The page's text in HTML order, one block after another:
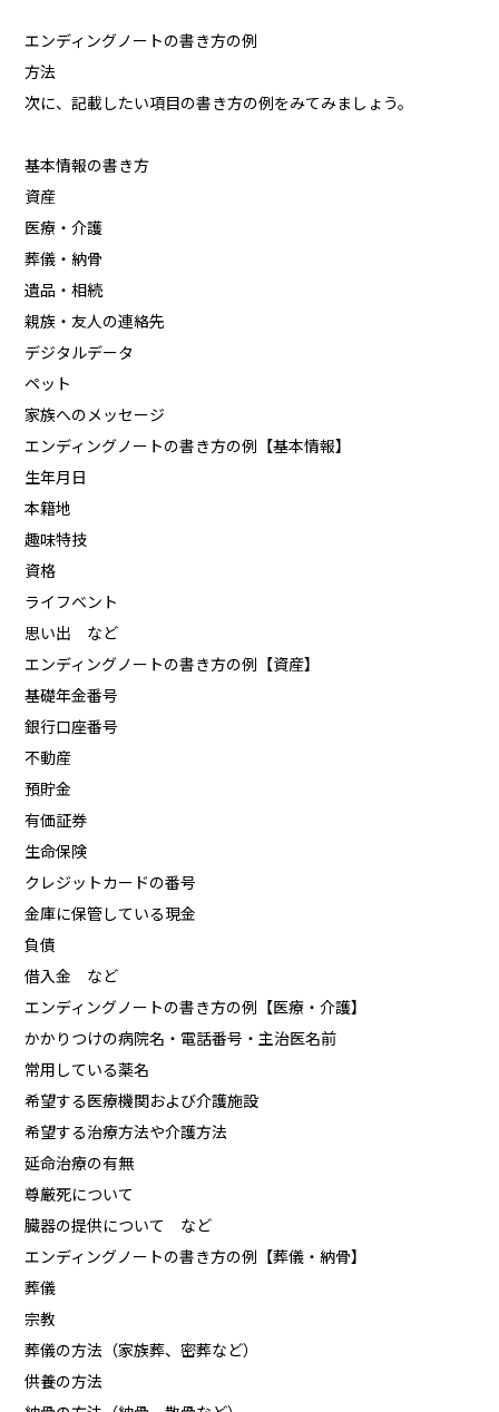
エンディングノートの書き方の例
方法
次に、記載したい項目の書き方の例をみてみましょう。
基本情報の書き方
資産
医療・介護
葬儀・納骨
遺品・相続
親族・友人の連絡先
デジタルデータ
ペット
家族へのメッセージ
エンディングノートの書き方の例【基本情報】
生年月日
本籍地
趣味特技
資格
ライフベント
思い出 など
エンディングノートの書き方の例【資産】
基礎年金番号
銀行口座番号
不動産
預貯金
有価証券
生命保険
クレジットカードの番号
金庫に保管している現金
負債
借入金 など
エンディングノートの書き方の例【医療・介護】
かかりつけの病院名・電話番号・主治医名前
常用している薬名
希望する医療機関および介護施設
希望する治療方法や介護方法
延命治療の有無
尊厳死について
臓器の提供について など
エンディングノートの書き方の例【葬儀・納骨】
葬儀
宗教
葬儀の方法（家族葬、密葬など）
供養の方法